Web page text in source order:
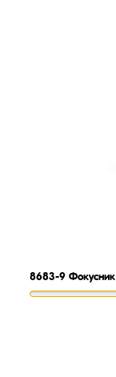
8683-9 Фокусник